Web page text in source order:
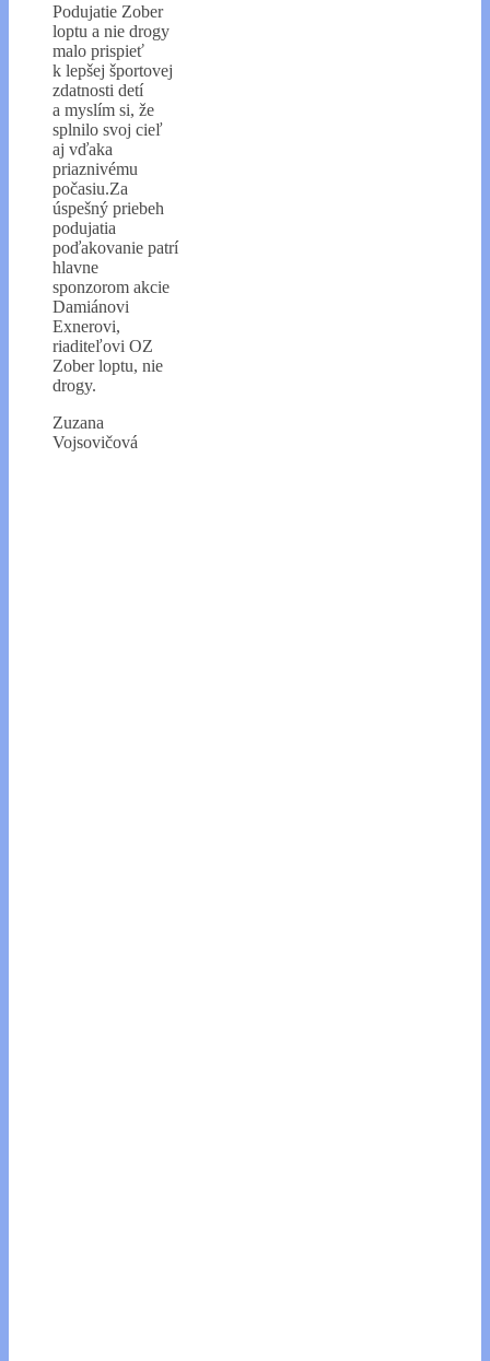
Podujatie Zober
loptu a nie drogy
malo prispieť
k lepšej športovej
zdatnosti detí
a myslím si, že
splnilo svoj cieľ
aj vďaka
priaznivému
počasiu.Za
úspešný priebeh
podujatia
poďakovanie patrí
hlavne
sponzorom akcie
Damiánovi
Exnerovi,
riaditeľovi OZ
Zober loptu, nie
drogy.
Zuzana
Vojsovičová